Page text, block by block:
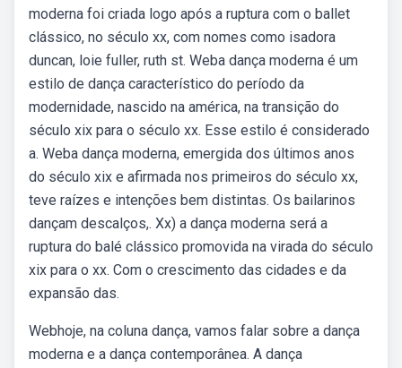
moderna foi criada logo após a ruptura com o ballet
clássico, no século xx, com nomes como isadora
duncan, loie fuller, ruth st. Weba dança moderna é um
estilo de dança característico do período da
modernidade, nascido na américa, na transição do
século xix para o século xx. Esse estilo é considerado
a. Weba dança moderna, emergida dos últimos anos
do século xix e afirmada nos primeiros do século xx,
teve raízes e intenções bem distintas. Os bailarinos
dançam descalços,. Xx) a dança moderna será a
ruptura do balé clássico promovida na virada do século
xix para o xx. Com o crescimento das cidades e da
expansão das.
Webhoje, na coluna dança, vamos falar sobre a dança
moderna e a dança contemporânea. A dança